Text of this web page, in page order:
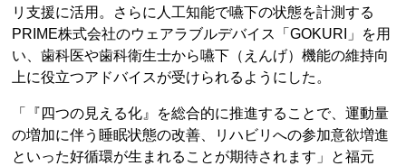
リ支援に活用。さらに人工知能で嚥下の状態を計測する
PRIME株式会社のウェアラブルデバイス「GOKURI」を用
い、歯科医や歯科衛生士から嚥下（えんげ）機能の維持向
上に役立つアドバイスが受けられるようにした。
「『四つの見える化』を総合的に推進することで、運動量
の増加に伴う睡眠状態の改善、リハビリへの参加意欲増進
といった好循環が生まれることが期待されます」と福元